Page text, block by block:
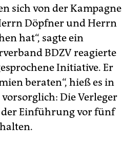
sich von der Kampagne
Döpfner und Herrn
hat“, sagte ein
BDZV reagierte
Initiative. Er
beraten“, hieß es in
Die Verleger
der Einführung vor fünf